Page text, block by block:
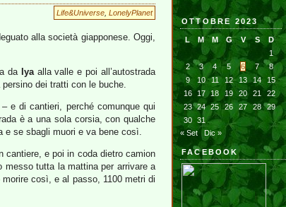
Life&Universe LonelyPlanet
alla società giapponese. Oggi,
da Iyaalla valle e poi all’autostrada
dei tratti con le buche.
e di cantieri, perché comunque qui
è a una sola corsia, con qualche
e se sbagli muori e va bene così.
cantiere, e poi in coda dietro camion
messo tutta la mattina per arrivare a
così, e al passo, 1100 metri di
OTTOBRE 2023
L M M G V S
D
1
2
3 4 5 6 7
8
9
10 11 12 13 14
15
16
17 18 19 20 21
22
23 24 25 26 27 28
29
30
31
« Set
Dic »
FACEBOOK